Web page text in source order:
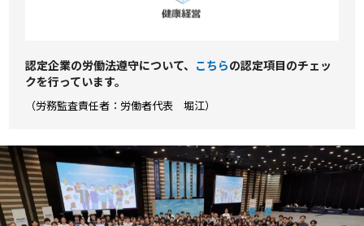
認定企業の労働法遵守について、 こちらの認定項⽬のチェッ
クを⾏っています。
（労務監査責任者：労働者代表 堀江）